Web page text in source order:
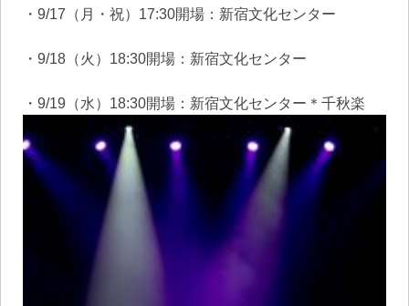
・9/17（月・祝）17:30開場：新宿文化センター
・9/18（火）18:30開場：新宿文化センター
・9/19（水）18:30開場：新宿文化センター＊千秋楽